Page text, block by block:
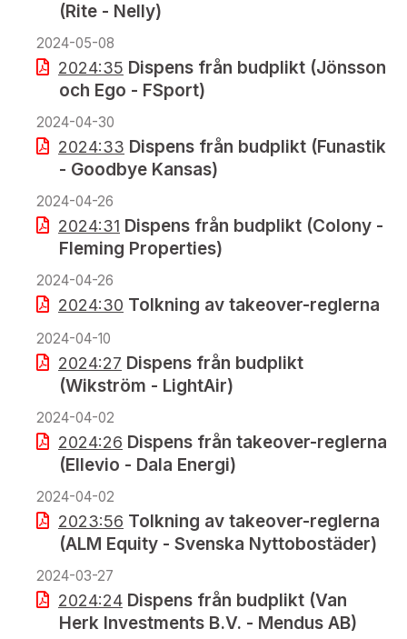
(Rite - Nelly)
2024-05-08
2024:35 Dispens från budplikt (Jönsson
och Ego - FSport)
2024-04-30
2024:33 Dispens från budplikt (Funastik
- Goodbye Kansas)
2024-04-26
2024:31 Dispens från budplikt (Colony -
Fleming Properties)
2024-04-26
2024:30 Tolkning av takeover-reglerna
2024-04-10
2024:27 Dispens från budplikt
(Wikström - LightAir)
2024-04-02
2024:26 Dispens från takeover-reglerna
(Ellevio - Dala Energi)
2024-04-02
2023:56 Tolkning av takeover-reglerna
(ALM Equity - Svenska Nyttobostäder)
2024-03-27
2024:24 Dispens från budplikt (Van
Herk Investments B.V. - Mendus AB)